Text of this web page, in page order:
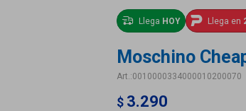
Llega HOY Llega en
Moschino
0010000334000010200070
$ 3.290